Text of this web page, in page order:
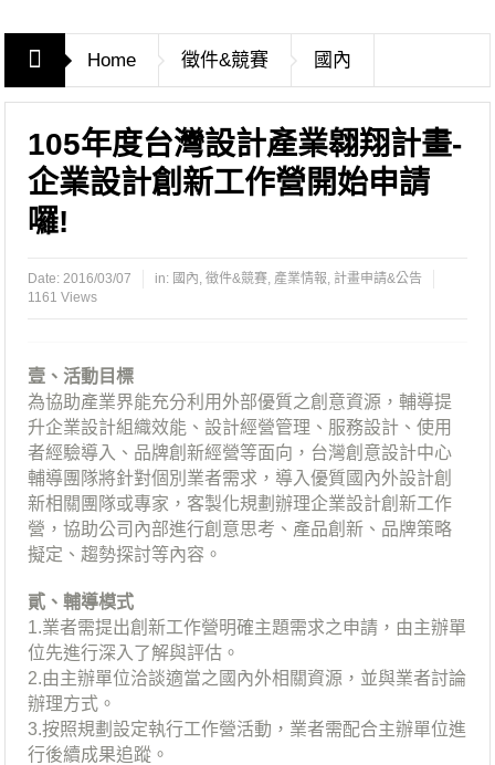
Home 徵件&競賽 國內
105年度台灣設計產業翱翔計畫-
企業設計創新工作營開始申請
囉!
Date:2016/03/07 in: 國內,徵件&競賽, 產業情報, 計畫申請&公告
1161 Views
壹、活動目標
為協助產業界能充分利用外部優質之創意資源，輔導提
升企業設計組織效能、設計經營管理、服務設計、使用
者經驗導入、品牌創新經營等面向，台灣創意設計中心
輔導團隊將針對個別業者需求，導入優質國內外設計創
新相關團隊或專家，客製化規劃辦理企業設計創新工作
營，協助公司內部進行創意思考、產品創新、品牌策略
擬定、趨勢探討等內容。
貳、輔導模式
1.業者需提出創新工作營明確主題需求之申請，由主辦單
位先進行深入了解與評估。
2.由主辦單位洽談適當之國內外相關資源，並與業者討論
辦理方式。
3.按照規劃設定執行工作營活動，業者需配合主辦單位進
行後續成果追蹤。